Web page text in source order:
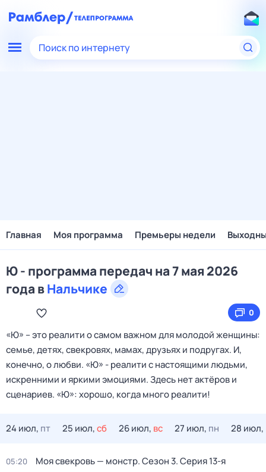
Поиск по интернету
Главная Моя программа Премьеры недели
Ю - программа передач на 7 мая 2026
года вНальчике
0
«Ю» – это реалити о самом важном для молодой женщины:
семье, детях, свекровях, мамах, друзьях и подругах. И,
конечно, о любви. «Ю» - реалити с настоящими людьми,
искренними и яркими эмоциями. Здесь нет актёров и
сценариев. «Ю»: хорошо, когда много реалити!
24 июл, пт 25 июл,сб 26 июл, вс 27 июл, пн 28 июл,
05:20 Моя свекровь — монстр. Сезон 3. Серия 13-я